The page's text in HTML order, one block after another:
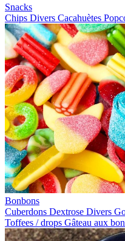
Snacks
Chips Divers Cacahuètes
Bonbons
Cuberdons Dextrose Divers
Toffees / drops Gâteau aux